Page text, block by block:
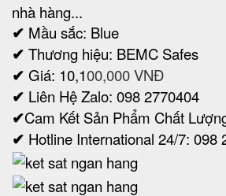
nhà hàng...
✔ Mầu sắc: Blue
✔ Thương hiệu: BEMC Safes
✔ Giá: 10,100,000 VNĐ
✔ Liên Hệ Zalo: 098 2770404
✔Cam Kết Sản Phẩm Chất
✔ Hotline International 24/7: 098